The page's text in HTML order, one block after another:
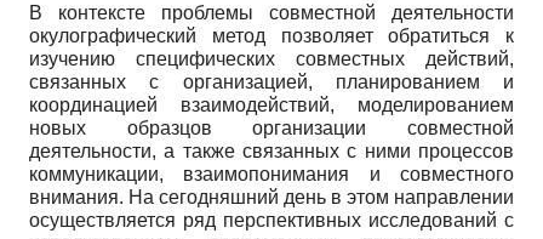
В контексте проблемы совместной деятельности
окулографический метод позволяет обратиться к
изучению специфических совместных действий,
связанных с организацией, планированием и
координацией взаимодействий, моделированием
новых образцов организации совместной
деятельности, а также связанных с ними процессов
коммуникации, взаимопонимания и совместного
внимания. На сегодняшний день в этом направлении
осуществляется ряд перспективных исследований с